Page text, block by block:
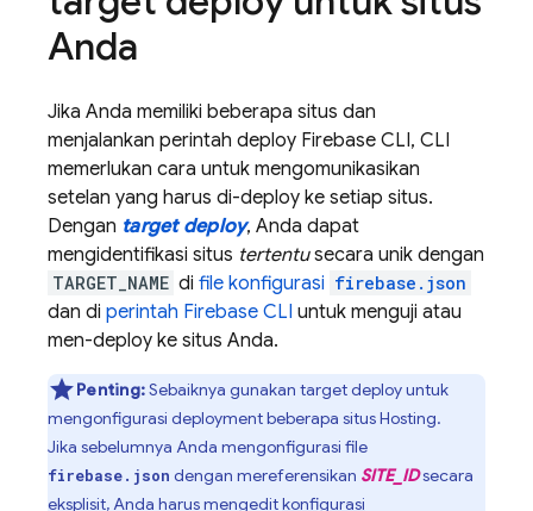
Anda
Jika Anda memiliki beberapa situs dan
menjalankan perintah deploy Firebase CLI, CLI
memerlukan cara untuk mengomunikasikan
setelan yang harus di-deploy ke setiap situs.
Dengan target deploy, Anda dapat
mengidentifikasi situs tertentusecara unik dengan
TARGET_NAME di file konfigurasi firebase.json
dan di perintah Firebase CLI untuk menguji atau
men-deploy ke situs Anda.
Penting:Sebaiknya gunakan target deploy untuk
mengonfigurasi deployment beberapa situsHosting.
Jika sebelumnya Anda mengonfigurasi file
firebase.json dengan mereferensikan SITE_IDsecara
eksplisit, Anda harus mengeditkonfigurasi